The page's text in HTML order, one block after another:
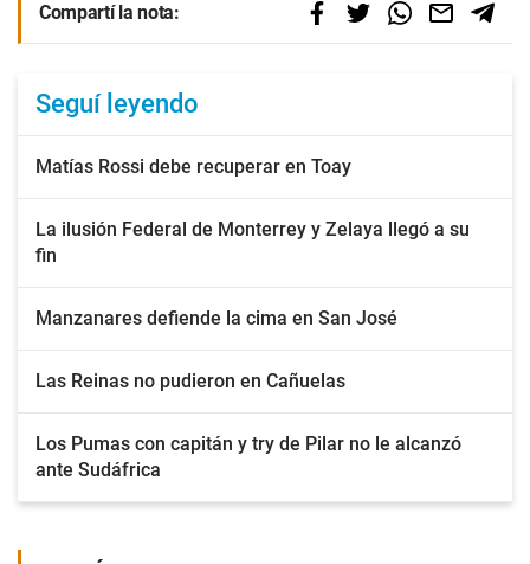
Compartí la nota:
Seguí leyendo
Matías Rossi debe recuperar en Toay
La ilusión Federal de Monterrey y Zelaya llegó a su
fin
Manzanares defiende la cima en San José
Las Reinas no pudieron en Cañuelas
Los Pumas con capitán y try de Pilar no le alcanzó
ante Sudáfrica